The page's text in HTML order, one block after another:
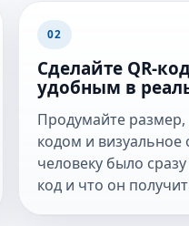
02
Сделайте QR-
удобным в
Продумайте размер,
кодом и
человеку было
код и что он